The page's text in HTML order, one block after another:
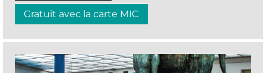
Gratuit avec la carte MIC